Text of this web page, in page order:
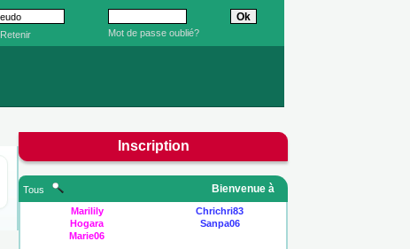
Retenir Mot de passe oublié?
Inscription
Tous Bienvenue à
Marilily
Chrichri83
Hogara
Sanpa06
Marie06